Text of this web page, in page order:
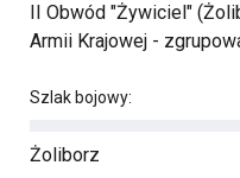
II Obwód "Żywiciel"
Armii Krajowej -
Szlak bojowy:
Żoliborz